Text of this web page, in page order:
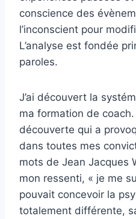
conscience des
l’inconscient pour
L’analyse est fondée
paroles.
J’ai découvert la
ma formation de
découverte qui a
dans toutes mes
mots de Jean Jacques
mon ressenti, « je me
pouvait concevoir la
totalement différente,